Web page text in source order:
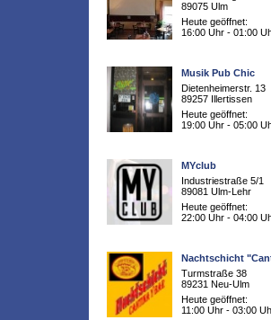
89075 Ulm
Heute geöffnet:
16:00 Uhr - 01:00
Musik Pub Chic
Dietenheimerstr. 13
89257 Illertissen
Heute geöffnet:
19:00 Uhr - 05:00
MYclub
Industriestraße 5/1
89081 Ulm-Lehr
Heute geöffnet:
22:00 Uhr - 04:00
Nachtschicht
Turmstraße 38
89231 Neu-Ulm
Heute geöffnet:
11:00 Uhr - 03:00